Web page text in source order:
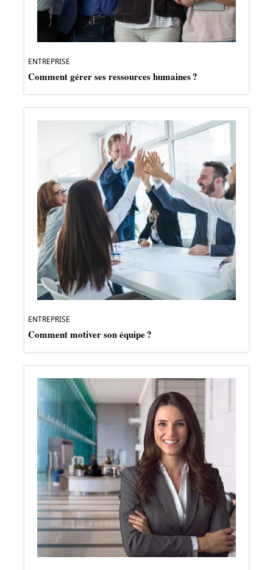
ENTREPRISE
Comment gérer ses ressources humaines ?
ENTREPRISE
Comment motiver son équipe ?